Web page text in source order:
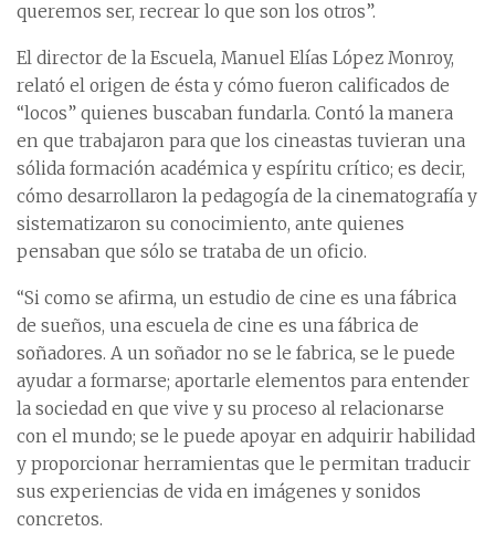
queremos ser, recrear lo que son los otros”.
El director de la Escuela, Manuel Elías López Monroy,
relató el origen de ésta y cómo fueron calificados de
“locos” quienes buscaban fundarla. Contó la manera
en que trabajaron para que los cineastas tuvieran una
sólida formación académica y espíritu crítico; es decir,
cómo desarrollaron la pedagogía de la cinematografía y
sistematizaron su conocimiento, ante quienes
pensaban que sólo se trataba de un oficio.
“Si como se afirma, un estudio de cine es una fábrica
de sueños, una escuela de cine es una fábrica de
soñadores. A un soñador no se le fabrica, se le puede
ayudar a formarse; aportarle elementos para entender
la sociedad en que vive y su proceso al relacionarse
con el mundo; se le puede apoyar en adquirir habilidad
y proporcionar herramientas que le permitan traducir
sus experiencias de vida en imágenes y sonidos
concretos.